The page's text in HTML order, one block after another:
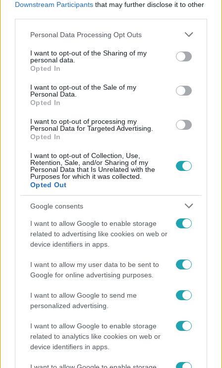
Downstream Participants that may further disclose it to other
Please note that this website/app uses one or more Google
not limited to your visit or usage behaviour. You may click to
grant or deny consent to Google and its third-party tags to
use your data for below specified purposes in below Google
consent section.
Personal Data Processing Opt Outs
I want to opt-out of the Sharing of my
personal data.
Opted In
I want to opt-out of the Sale of my
Personal Data.
Opted In
I want to opt-out of processing my
Personal Data for Targeted Advertising.
Opted In
I want to opt-out of Collection, Use,
Retention, Sale, and/or Sharing of my
Personal Data that Is Unrelated with the
Purposes for which it was collected.
Opted Out
Google consents
I want to allow Google to enable storage
related to advertising like cookies on web or
device identifiers in apps.
I want to allow my user data to be sent to
Google for online advertising purposes.
I want to allow Google to send me
personalized advertising.
I want to allow Google to enable storage
related to analytics like cookies on web or
device identifiers in apps.
TÖRZSI TANÁCS
Népszerű
Reggeli
Öt gyereket neveltek fel közösen – szinte sosem
mutatja meg férjét Ungár Anikó